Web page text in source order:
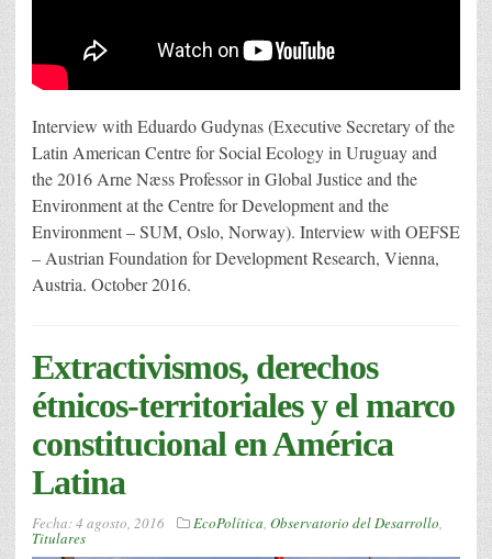
Interview with Eduardo Gudynas (Executive Secretary of the
Latin American Centre for Social Ecology in Uruguay and
the 2016 Arne Næss Professor in Global Justice and the
Environment at the Centre for Development and the
Environment – SUM, Oslo, Norway). Interview with OEFSE
– Austrian Foundation for Development Research, Vienna,
Austria. October 2016.
Extractivismos, derechos
étnicos-territoriales y el marco
constitucional en América
Latina
Fecha:4 agosto, 2016 EcoPolítica, Observatorio del Desarrollo,
Titulares